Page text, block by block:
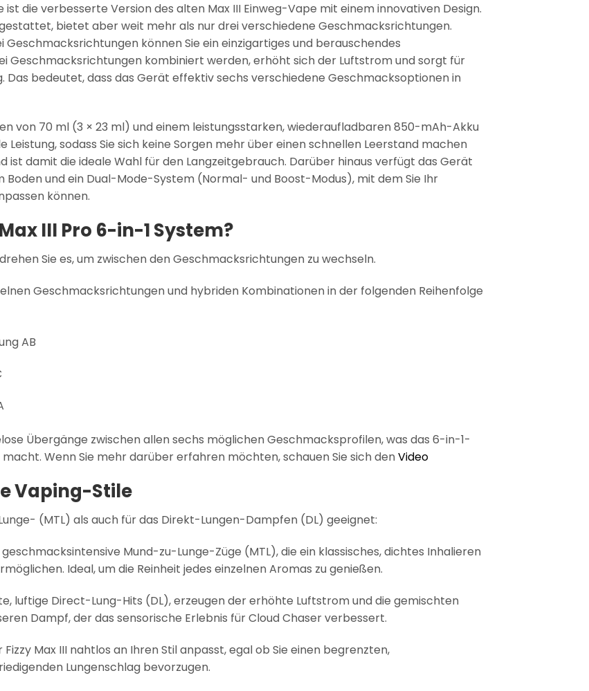
ist die verbesserte Version des alten Max III Einweg-Vape mit einem innovativen Design.
bietet aber weit mehr als nur drei verschiedene Geschmacksrichtungen.
können Sie ein einzigartiges und berauschendes
Geschmacksrichtungen kombiniert werden, erhöht sich der Luftstrom und sorgt für
Das bedeutet, dass das Gerät effektiv sechs verschiedene Geschmacksoptionen in
von 70 ml (3 × 23 ml) und einem leistungsstarken, wiederaufladbaren 850-mAh-Akku
Leistung, sodass Sie sich keine Sorgen mehr über einen schnellen Leerstand machen
ist damit die ideale Wahl für den Langzeitgebrauch. Darüber hinaus verfügt das Gerät
und ein Dual-Mode-System (Normal- und Boost-Modus), mit dem Sie Ihr
können.
III Pro 6-in-1 System?
Sie es, um zwischen den Geschmacksrichtungen zu wechseln.
Geschmacksrichtungen und hybriden Kombinationen in der folgenden Reihenfolge
AB
Übergänge zwischen allen sechs möglichen Geschmacksprofilen, was das 6-in-1-
Wenn Sie mehr darüber erfahren möchten, schauen Sie sich denVideo
Vaping-Stile
(MTL) als auch für das Direkt-Lungen-Dampfen (DL) geeignet:
Mund-zu-Lunge-Züge (MTL), die ein klassisches, dichtes Inhalieren
Ideal, um die Reinheit jedes einzelnen Aromas zu genießen.
luftige Direct-Lung-Hits (DL), erzeugen der erhöhte Luftstrom und die gemischten
Dampf, der das sensorische Erlebnis für Cloud Chaser verbessert.
Max III nahtlos an Ihren Stil anpasst, egal ob Sie einen begrenzten,
Lungenschlag bevorzugen.